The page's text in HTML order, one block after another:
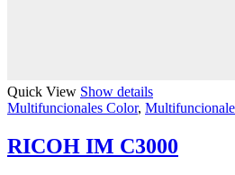
Quick View Show details
Multifuncionales Color,
RICOH IM C3000